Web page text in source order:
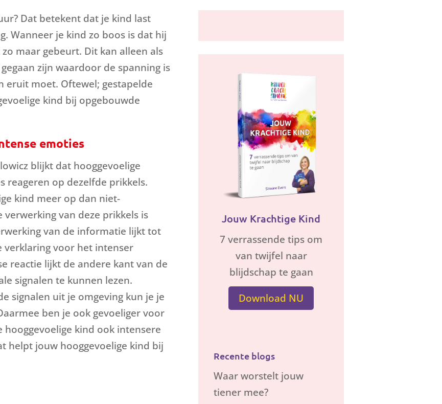
Dat betekent dat je kind last
Wanneer je kind zo boos is dat hij
maar gebeurt. Dit kan alleen als
zijn waardoor de spanning is
eruit moet. Oftewel; gestapelde
kind bij opgebouwde
emoties
blijkt dat hooggevoelige
reageren op dezelfde prikkels.
kind meer op dan niet-
van deze prikkels is
van de informatie lijkt tot
verklaring voor het intenser
reactie lijkt de andere kant van de
signalen te kunnen lezen.
signalen uit je omgeving kun je je
ben je ook gevoeliger voor
kind ook intensere
helpt jouw hooggevoelige kind bij
Jouw Krachtige Kind
7 verrassende tips om
van twijfel naar
blijdschap te gaan
Download NU
Recente blogs
Waar worstelt jouw
tiener mee?